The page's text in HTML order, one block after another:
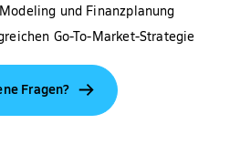
und Finanzplanung
Go-To-Market-Strategie
Fragen?